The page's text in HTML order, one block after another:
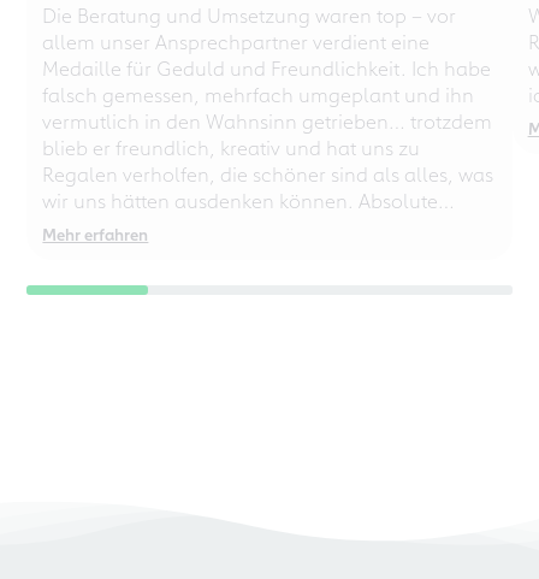
Die Beratung und Umsetzung waren top – vor
allem unser Ansprechpartner verdient eine
Medaille für Geduld und Freundlichkeit. Ich habe
falsch gemessen, mehrfach umgeplant und ihn
vermutlich in den Wahnsinn getrieben… trotzdem
blieb er freundlich, kreativ und hat uns zu
Regalen verholfen, die schöner sind als alles, was
wir uns hätten ausdenken können. Absolute
Empfehlung – auch für chaotische
Mehr erfahren